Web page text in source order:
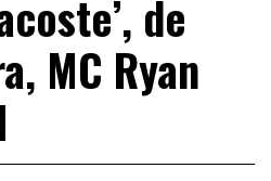
de
MC Ryan